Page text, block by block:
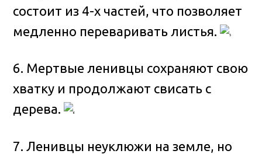
состоит из 4-х частей, что позволяет
медленно переваривать листья.
6. Мертвые ленивцы сохраняют свою
хватку и продолжают свисать с
дерева.
7. Ленивцы неуклюжи на земле, но